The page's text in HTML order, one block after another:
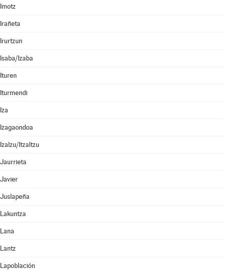
Imotz
Irañeta
Irurtzun
Isaba/Izaba
Ituren
Iturmendi
Iza
Izagaondoa
Izalzu/Itzaltzu
Jaurrieta
Javier
Juslapeña
Lakuntza
Lana
Lantz
Lapoblación